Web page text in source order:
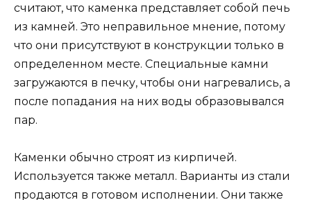
считают, что каменка представляет собой печь
из камней. Это неправильное мнение, потому
что они присутствуют в конструкции только в
определенном месте. Специальные камни
загружаются в печку, чтобы они нагревались, а
после попадания на них воды образовывался
пар.
Каменки обычно строят из кирпичей.
Используется также металл. Варианты из стали
продаются в готовом исполнении. Они также